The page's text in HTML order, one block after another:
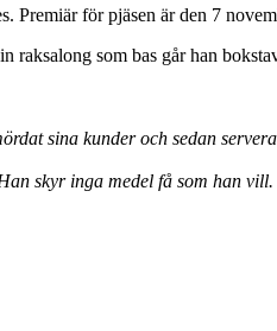
Premiär för pjäsen är den 7
raksalong som bas går han
sina kunder och sedan
skyr inga medel få som han